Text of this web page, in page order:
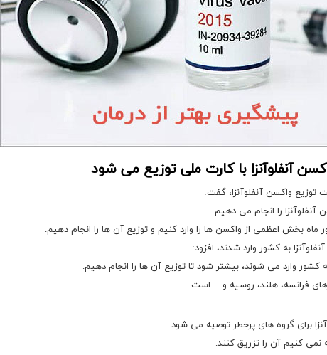
آنفلوآنزا با کارت ملی توزیع می شود
واکسن آنفلوآنزا، گفت:
آنفلوآنزا را انجام می دهیم.
بخش اعظمی از واکسن ها را وارد کنیم و توزیع آن ها را انجام دهیم.
به کشور وارد شدند، افزود:
وارد می شوند، بیشتر شود تا توزیع آن ها را انجام دهیم.
فرانسه، هلند، روسیه و… است.
برای گروه های پرخطر توصیه می شود.
نمی کنیم آن را تزریق کنند.